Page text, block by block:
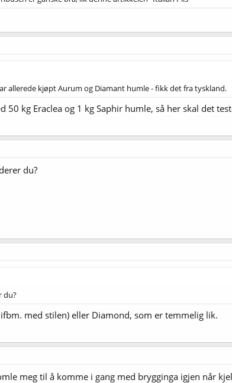
allerede kjøpt Aurum og Diamant humle - fikk det fra tyskland.
kg Eraclea og 1 kg Saphir humle, så her skal det
du?
du?
med stilen) eller Diamond, som er temmelig lik.
meg til å komme i gang med brygginga igjen når